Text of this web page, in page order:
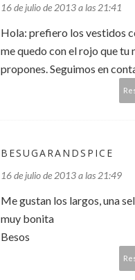
16 de julio de 2013 a las 21:41
Hola: prefiero los vestidos
me quedo con el rojo que tu
propones. Seguimos en
BESUGARANDSPICE
16 de julio de 2013 a las 21:49
Me gustan los largos, una
muy bonita
Besos